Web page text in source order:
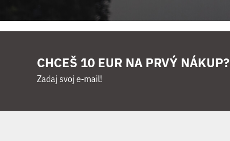
CHCEŠ 10 EUR NA PRVÝ NÁKUP?
Zadaj svoj e-mail!